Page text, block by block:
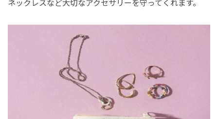
ネックレスなど大切なアクセサリーを守ってくれます。